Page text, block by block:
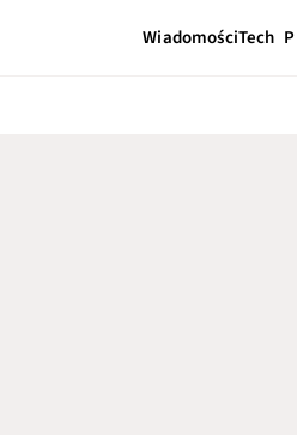
WiadomościTech